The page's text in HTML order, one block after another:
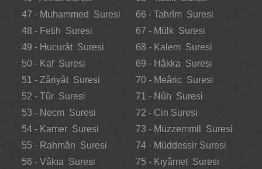
47 - Muhammed Suresi
48 - Fetih Suresi
49 - Hucurât Suresi
50 - Kaf Suresi
51 - Zâriyât Suresi
52 - Tûr Suresi
53 - Necm Suresi
54 - Kamer Suresi
55 - Rahmân Suresi
56 - Vâkıa Suresi
66 - Tahrîm Suresi
67 - Mülk Suresi
68 - Kalem Suresi
69 - Hâkka Suresi
70 - Meâric Suresi
71 - Nûh Suresi
72 - Cin Suresi
73 - Müzzemmil Suresi
74 - Müddessir Suresi
75 - Kıyâmet Suresi